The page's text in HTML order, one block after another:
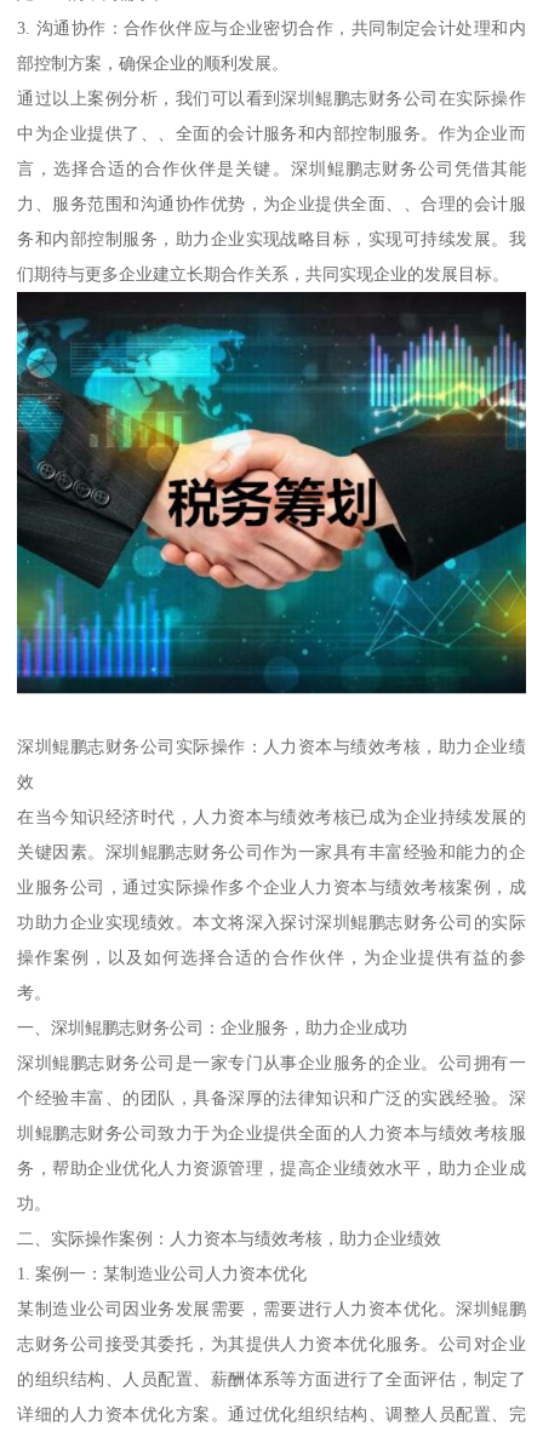
3. 沟通协作：合作伙伴应与企业密切合作，共同制定会计处理和内
部控制方案，确保企业的顺利发展。
通过以上案例分析，我们可以看到深圳鲲鹏志财务公司在实际操作
中为企业提供了、、全面的会计服务和内部控制服务。作为企业而
言，选择合适的合作伙伴是关键。深圳鲲鹏志财务公司凭借其能
力、服务范围和沟通协作优势，为企业提供全面、、合理的会计服
务和内部控制服务，助力企业实现战略目标，实现可持续发展。我
们期待与更多企业建立长期合作关系，共同实现企业的发展目标。
深圳鲲鹏志财务公司实际操作：人力资本与绩效考核，助力企业绩
效
在当今知识经济时代，人力资本与绩效考核已成为企业持续发展的
关键因素。深圳鲲鹏志财务公司作为一家具有丰富经验和能力的企
业服务公司，通过实际操作多个企业人力资本与绩效考核案例，成
功助力企业实现绩效。本文将深入探讨深圳鲲鹏志财务公司的实际
操作案例，以及如何选择合适的合作伙伴，为企业提供有益的参
考。
一、深圳鲲鹏志财务公司：企业服务，助力企业成功
深圳鲲鹏志财务公司是一家专门从事企业服务的企业。公司拥有一
个经验丰富、的团队，具备深厚的法律知识和广泛的实践经验。深
圳鲲鹏志财务公司致力于为企业提供全面的人力资本与绩效考核服
务，帮助企业优化人力资源管理，提高企业绩效水平，助力企业成
功。
二、实际操作案例：人力资本与绩效考核，助力企业绩效
1. 案例一：某制造业公司人力资本优化
某制造业公司因业务发展需要，需要进行人力资本优化。深圳鲲鹏
志财务公司接受其委托，为其提供人力资本优化服务。公司对企业
的组织结构、人员配置、薪酬体系等方面进行了全面评估，制定了
详细的人力资本优化方案。通过优化组织结构、调整人员配置、完